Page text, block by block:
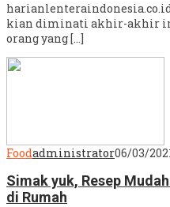
kian diminati akhir-akhir
orang yang […]
Foodadministrator06/03/
Simak yuk, Resep
di Rumah